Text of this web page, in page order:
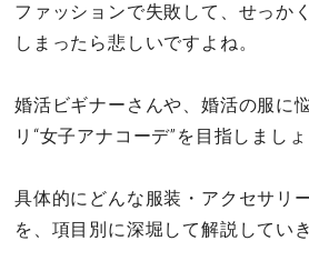
ファッションで失敗して、せっか
しまったら悲しいですよね。
婚活ビギナーさんや、婚活の服に
リ“女子アナコーデ”を目指しましょ
具体的にどんな服装・アクセサリ
を、項目別に深堀して解説してい